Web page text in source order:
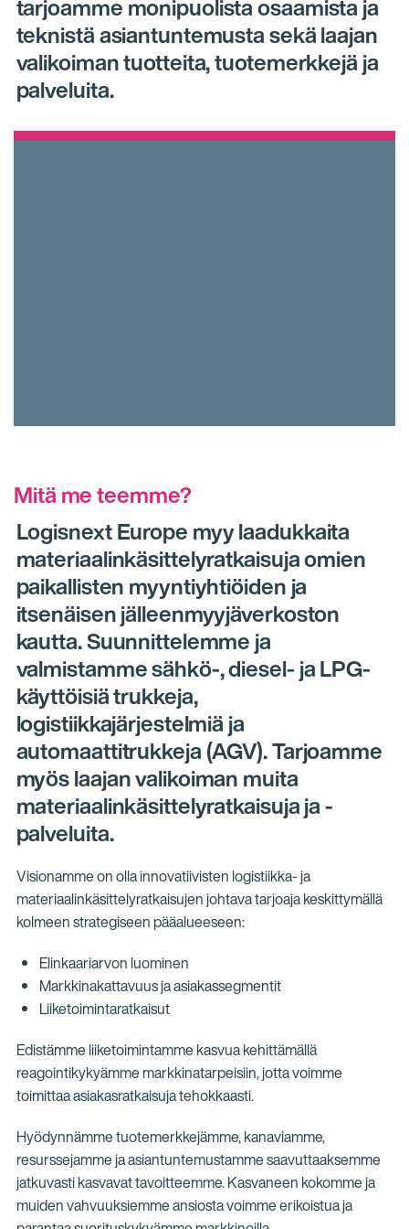
tarjoamme monipuolista osaamista ja
teknistä asiantuntemusta sekä laajan
valikoiman tuotteita, tuotemerkkejä ja
palveluita.
Mitä me teemme?
Logisnext Europe myy laadukkaita
materiaalinkäsittelyratkaisuja omien
paikallisten myyntiyhtiöiden ja
itsenäisen jälleenmyyjäverkoston
kautta. Suunnittelemme ja
valmistamme sähkö-, diesel- ja LPG-
käyttöisiä trukkeja,
logistiikkajärjestelmiä ja
automaattitrukkeja (AGV). Tarjoamme
myös laajan valikoiman muita
materiaalinkäsittelyratkaisuja ja -
palveluita.
Visionamme on olla innovatiivisten logistiikka- ja
materiaalinkäsittelyratkaisujen johtava tarjoaja keskittymällä
kolmeen strategiseen pääalueeseen:
Elinkaariarvon luominen
Markkinakattavuus ja asiakassegmentit
Liiketoimintaratkaisut
Edistämme liiketoimintamme kasvua kehittämällä
reagointikykyämme markkinatarpeisiin, jotta voimme
toimittaa asiakasratkaisuja tehokkaasti.
Hyödynnämme tuotemerkkejämme, kanaviamme,
resurssejamme ja asiantuntemustamme saavuttaaksemme
jatkuvasti kasvavat tavoitteemme. Kasvaneen kokomme ja
muiden vahvuuksiemme ansiosta voimme erikoistua ja